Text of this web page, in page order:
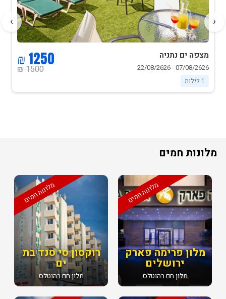
מצפה ים נתניה
07/08/2626 - 22/08/2626
1 לילות
1500 ₪
1250 ₪
‹
›
מלונות חמים
מלונות חמים
רוקסון סי סנד בת
ים
מלון חם בהוטלס
מלונות חמים
מלון פרימה פארק
ירושלים
מלון חם בהוטלס